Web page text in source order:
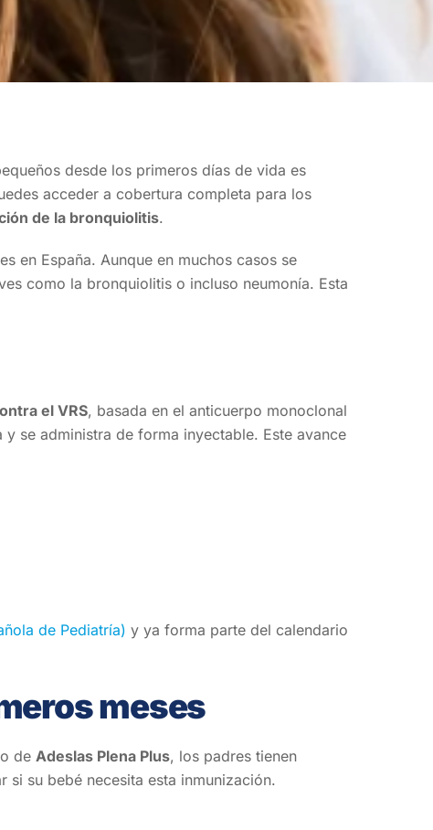
desde los primeros días de vida es
acceder a cobertura completa para los
de la bronquiolitis.
en España. Aunque en muchos casos se
como la bronquiolitis o incluso neumonía. Esta
el VRS, basada en el anticuerpo monoclonal
se administra de forma inyectable. Este avance
de Pediatría) y ya forma parte del calendario
meses
de Adeslas Plena Plus, los padres tienen
su bebé necesita esta inmunización.